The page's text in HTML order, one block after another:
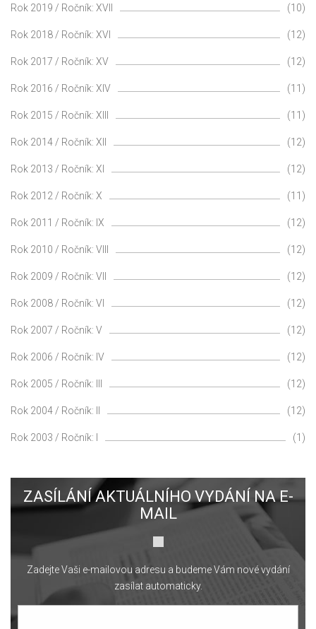
Rok 2019 / Ročník: XVII (10)
Rok 2018 / Ročník: XVI (12)
Rok 2017 / Ročník: XV (12)
Rok 2016 / Ročník: XIV (11)
Rok 2015 / Ročník: XIII (11)
Rok 2014 / Ročník: XII (12)
Rok 2013 / Ročník: XI (12)
Rok 2012 / Ročník: X (11)
Rok 2011 / Ročník: IX (12)
Rok 2010 / Ročník: VIII (12)
Rok 2009 / Ročník: VII (12)
Rok 2008 / Ročník: VI (12)
Rok 2007 / Ročník: V (12)
Rok 2006 / Ročník: IV (12)
Rok 2005 / Ročník: III (12)
Rok 2004 / Ročník: II (12)
Rok 2003 / Ročník: I (1)
ZASÍLÁNÍ AKTUÁLNÍHO VYDÁNÍ NA E-
MAIL
Zadejte Vaši e-mailovou adresu a budeme Vám nové vydání
zasílat automaticky.